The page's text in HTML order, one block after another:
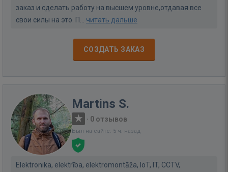
заказ и сделать работу на высшем уровне,отдавая все
свои силы на это. П... читать дальше
СОЗДАТЬ ЗАКАЗ
Martins S.
· 0 отзывов
Был на сайте: 5 ч. назад
Elektronika, elektrība, elektromontāža, IoT, IT, CCTV,